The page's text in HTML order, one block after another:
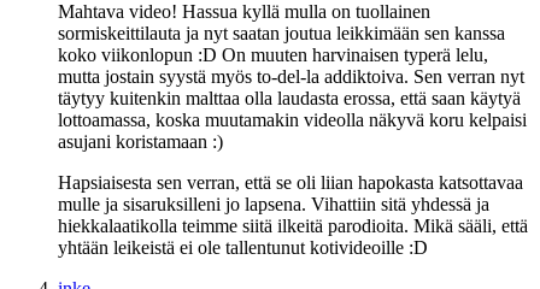
Mahtava video! Hassua kyllä mulla on tuollainen
sormiskeittilauta ja nyt saatan joutua leikkimään sen kanssa
koko viikonlopun :D On muuten harvinaisen typerä lelu,
mutta jostain syystä myös to-del-la addiktoiva. Sen verran nyt
täytyy kuitenkin malttaa olla laudasta erossa, että saan käytyä
lottoamassa, koska muutamakin videolla näkyvä koru kelpaisi
asujani koristamaan :)
Hapsiaisesta sen verran, että se oli liian hapokasta katsottavaa
mulle ja sisaruksilleni jo lapsena. Vihattiin sitä yhdessä ja
hiekkalaatikolla teimme siitä ilkeitä parodioita. Mikä sääli, että
yhtään leikeistä ei ole tallentunut kotivideoille :D